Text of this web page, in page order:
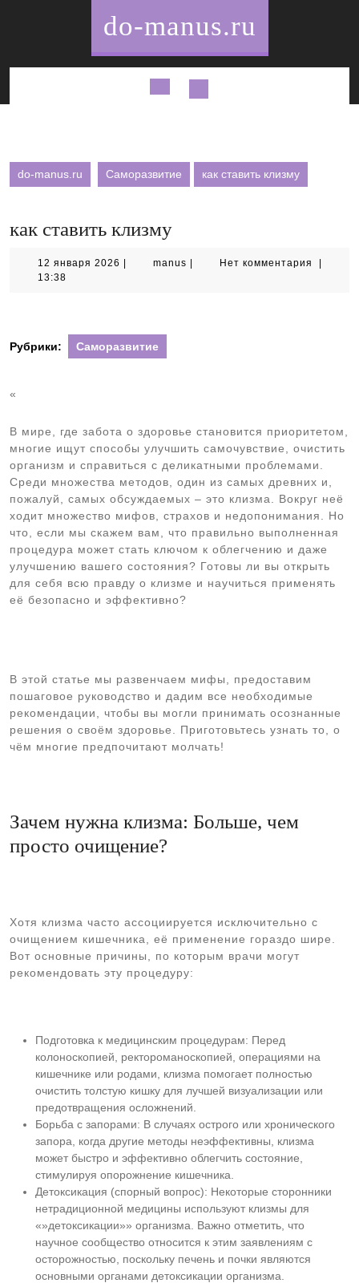
do-manus.ru
Кнопка
do-manus.ru Саморазвитие как ставить клизму
как ставить клизму
12 января 2026 12
manus manus Нет комментария
13:38
Рубрики: Саморазвитие
«
В мире, где забота о здоровье становится приоритетом,
многие ищут способы улучшить самочувствие, очистить
организм и справиться с деликатными проблемами.
Среди множества методов, один из самых древних и,
пожалуй, самых обсуждаемых – это клизма. Вокруг неё
ходит множество мифов, страхов и недопонимания. Но
что, если мы скажем вам, что правильно выполненная
процедура может стать ключом к облегчению и даже
улучшению вашего состояния? Готовы ли вы открыть
для себя всю правду о клизме и научиться применять
её безопасно и эффективно?
В этой статье мы развенчаем мифы, предоставим
пошаговое руководство и дадим все необходимые
рекомендации, чтобы вы могли принимать осознанные
решения о своём здоровье. Приготовьтесь узнать то, о
чём многие предпочитают молчать!
Зачем нужна клизма: Больше, чем
просто очищение?
Хотя клизма часто ассоциируется исключительно с
очищением кишечника, её применение гораздо шире.
Вот основные причины, по которым врачи могут
рекомендовать эту процедуру:
Подготовка к медицинским процедурам: Перед
колоноскопией, ректороманоскопией, операциями на
кишечнике или родами, клизма помогает полностью
очистить толстую кишку для лучшей визуализации или
предотвращения осложнений.
Борьба с запорами: В случаях острого или хронического
запора, когда другие методы неэффективны, клизма
может быстро и эффективно облегчить состояние,
стимулируя опорожнение кишечника.
Детоксикация (спорный вопрос): Некоторые сторонники
нетрадиционной медицины используют клизмы для
«»детоксикации»» организма. Важно отметить, что
научное сообщество относится к этим заявлениям с
осторожностью, поскольку печень и почки являются
основными органами детоксикации организма.